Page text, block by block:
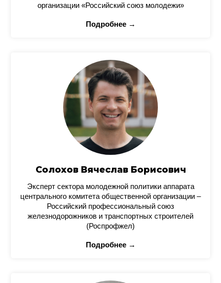
организации «Российский союз молодежи»
Подробнее →
Солохов Вячеслав Борисович
Эксперт сектора молодежной политики аппарата
центрального комитета общественной организации –
Российский профессиональный союз
железнодорожников и транспортных строителей
(Роспрофжел)
Подробнее →